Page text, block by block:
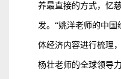
养最直接的方式，忆
发。“姚洋老师的中
体经济内容进行梳理
杨壮老师的全球领导